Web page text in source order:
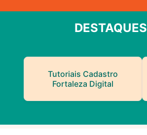
DESTAQUES
Tutoriais Cadastro
Fortaleza Digital